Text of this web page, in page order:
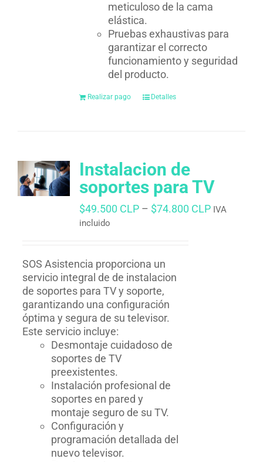
meticuloso de la cama
elástica.
Pruebas exhaustivas para
garantizar el correcto
funcionamiento y seguridad
del producto.
Realizar pago Detalles
Instalacion de
soportes para TV
$49.500 CLP– $74.800 CLP IVA
incluido
SOS Asistencia proporciona un
servicio integral de de instalacion
de soportes para TV y soporte,
garantizando una configuración
óptima y segura de su televisor.
Este servicio incluye:
Desmontaje cuidadoso de
soportes de TV
preexistentes.
Instalación profesional de
soportes en pared y
montaje seguro de su TV.
Configuración y
programación detallada del
nuevo televisor.